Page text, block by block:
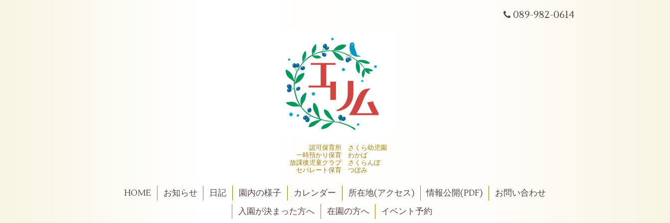
089-982-0614
認可保育所 さくら幼児園
一時預かり保育 わかば
放課後児童クラブ さくらんぼ
セパレート保育 つぼみ
HOME お知らせ 日記 園内の様子 カレンダー 所在地(アクセス) 情報公開(PDF)
お問い合わせ
入園が決まった方へ
在園の方へ イベント予約